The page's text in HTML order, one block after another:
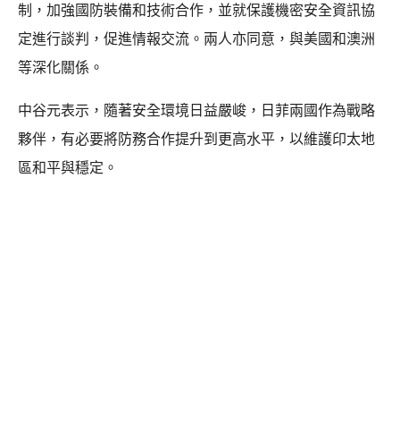
制，加強國防裝備和技術合作，並就保護機密安全資訊協
定進行談判，促進情報交流。兩人亦同意，與美國和澳洲
等深化關係。
中谷元表示，隨著安全環境日益嚴峻，日菲兩國作為戰略
夥伴，有必要將防務合作提升到更高水平，以維護印太地
區和平與穩定。